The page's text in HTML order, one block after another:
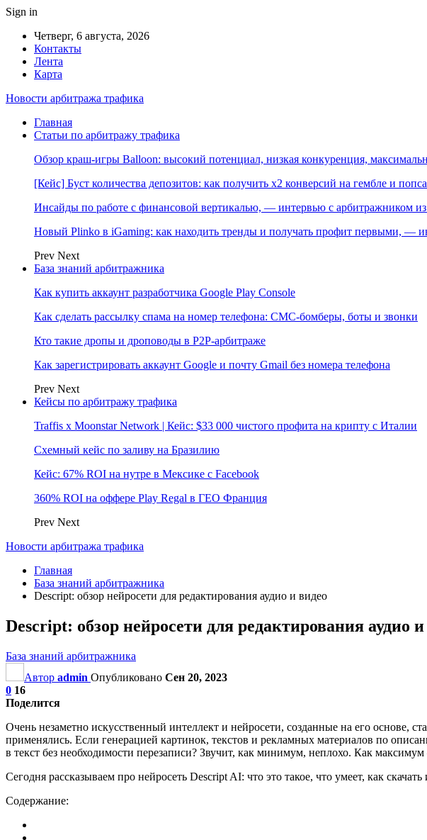
Sign in
Четверг, 6 августа, 2026
Контакты
Лента
Карта
Новости арбитража трафика
Главная
Статьи по арбитражу трафика
Обзор краш-игры Balloon: высокий потенциал, низкая конкуренция,
[Кейс] Буст количества депозитов: как получить х2 конверсий на гембле и
Инсайды по работе с финансовой вертикалью, — интервью с арбитражником
Новый Plinko в iGaming: как находить тренды и получать профит первыми, —
Prev Next
База знаний арбитражника
Как купить аккаунт разработчика Google Play Console
Как сделать рассылку спама на номер телефона: СМС-бомберы, боты и звонки
Кто такие дропы и дроповоды в P2P-арбитраже
Как зарегистрировать аккаунт Google и почту Gmail без номера телефона
Prev Next
Кейсы по арбитражу трафика
Traffis x Moonstar Network | Кейс: $33 000 чистого профита на крипту с Италии
Схемный кейс по заливу на Бразилию
Кейс: 67% ROI на нутре в Мексике с Facebook
360% ROI на оффере Play Regal в ГЕО Франция
Prev Next
Новости арбитража трафика
Главная
База знаний арбитражника
Descript: обзор нейросети для редактирования аудио и видео
Descript: обзор нейросети для редактирования аудио
База знаний арбитражника
Автор admin Опубликовано Сен 20, 2023
0 16
Поделится
Очень незаметно искусственный интеллект и нейросети, созданные на его основе,
применялись. Если генерацией картинок, текстов и рекламных материалов по
в текст без необходимости перезаписи? Звучит, как минимум, неплохо. Как
Сегодня рассказываем про нейросеть Descript AI: что это такое, что умеет, как
Содержание: